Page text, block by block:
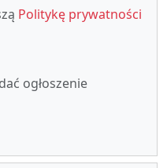
Politykę prywatności
ogłoszenie